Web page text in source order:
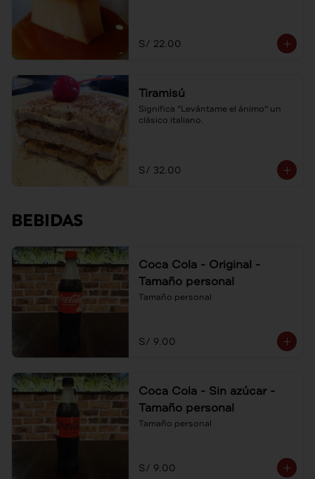
S/ 22.00
Tiramisú
Significa "Levántame el ánimo" un
clásico italiano.
S/ 32.00
BEBIDAS
Coca Cola - Original -
Tamaño personal
Tamaño personal
S/ 9.00
Coca Cola - Sin azúcar -
Tamaño personal
Tamaño personal
S/ 9.00